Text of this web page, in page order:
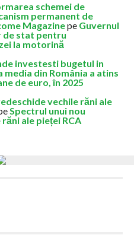
schemei de
permanent de
Magazinepe Guvernul
de stat pentru
la motorină
investesti bugetul in
media din România a atins
de euro, în 2025
vechile răni ale
Spectrul unui nou
ale pieței RCA